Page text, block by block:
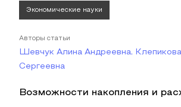
Экономические науки
Авторы статьи
Шевчук Алина Андреевна,
Сергеевна
Возможности накопления и